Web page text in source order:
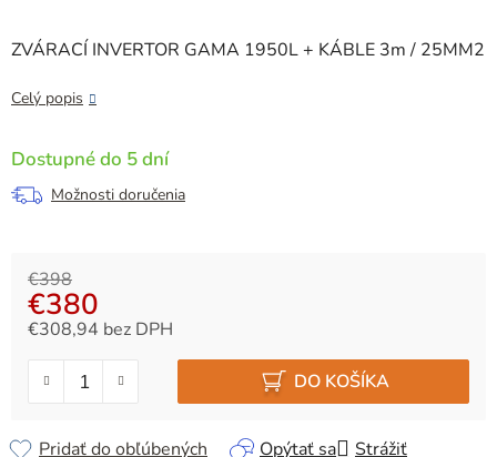
ZVÁRACÍ INVERTOR GAMA 1950L + KÁBLE 3m / 25MM2
Celý popis
Dostupné do 5 dní
Možnosti doručenia
€398
€380
€308,94 bez DPH
DO KOŠÍKA
Opýtať sa Strážiť
Pridať do obľúbených